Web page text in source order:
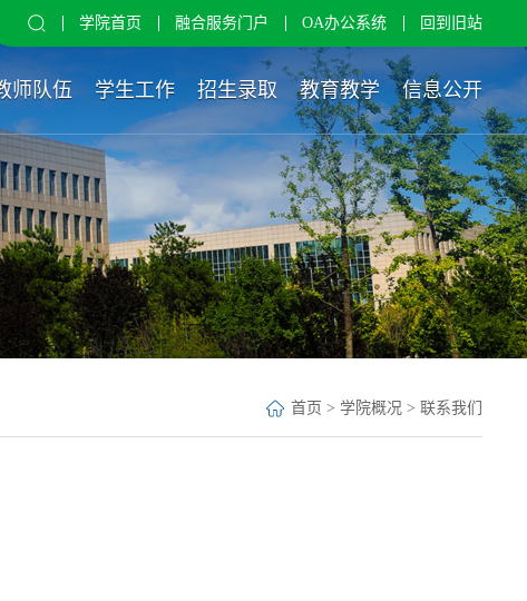
学院首页 融合服务门户 OA办公系统 回到旧站
师队伍 学生工作 招生录取 教育教学 信息公开
首页 > 学院概况> 联系我们